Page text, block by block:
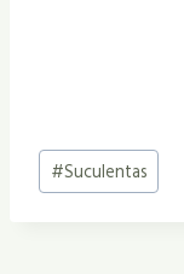
Tags
do
#Suculentas